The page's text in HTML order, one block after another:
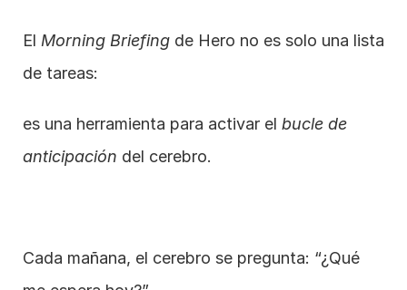
El Morning Briefing de Hero no es solo una lista
de tareas:
es una herramienta para activar el bucle de
anticipación del cerebro.
Cada mañana, el cerebro se pregunta: “¿Qué